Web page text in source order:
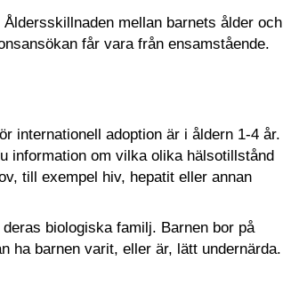
mellan barnets ålder och
får vara från ensamstående.
internationell adoption är i åldern 1-4 år.
information om vilka olika hälsotillstånd
till exempel hiv, hepatit eller annan
biologiska familj. Barnen bor på
ha barnen varit, eller är, lätt undernärda.